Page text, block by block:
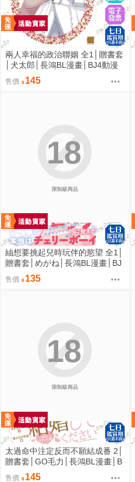
兩人幸福的政治聯姻 全1│贈書套
│犬太郎│長鴻BL漫畫│BJ4動漫
售價 145
限制級商品
18
紬想要挑起兒時玩伴的慾望 全1│
贈書套│めがね│長鴻BL漫畫│BJ
4動漫
售價 135
限制級商品
18
太過命中注定反而不願結成番 2│
贈書套│GO毛力│長鴻BL漫畫│B
J4動漫
售價 145